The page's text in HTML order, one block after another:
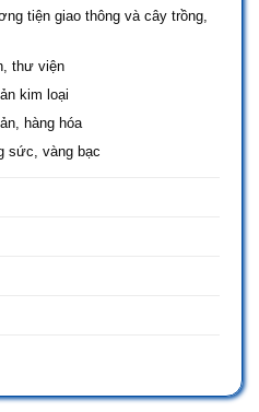
tiện giao thông và cây trồng,
thư viện
kim loại
hàng hóa
sức, vàng bạc